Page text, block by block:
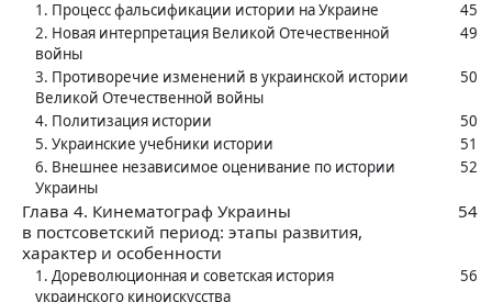
1. Процесс фальсификации истории на Украине
45
2. Новая интерпретация Великой Отечественной
войны
49
3. Противоречие изменений в ‍украинской истории
Великой Отечественной войны
50
4. Политизация истории
50
5. Украинские учебники истории
51
6. Внешнее независимое оценивание по истории
Украины
52
Глава 4. Кинематограф Украины
в ‍постсоветский период: этапы развития,
характер и особенности
54
1. Дореволюционная и советская история
украинского киноискусства
56